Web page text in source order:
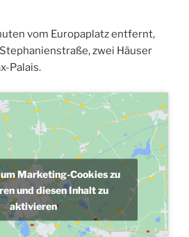
vom Europaplatz entfernt,
zwei Häuser
Palais.
Marketing-Cookies zu
und diesen Inhalt zu
aktivieren